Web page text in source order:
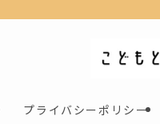
プライバシーポリシー